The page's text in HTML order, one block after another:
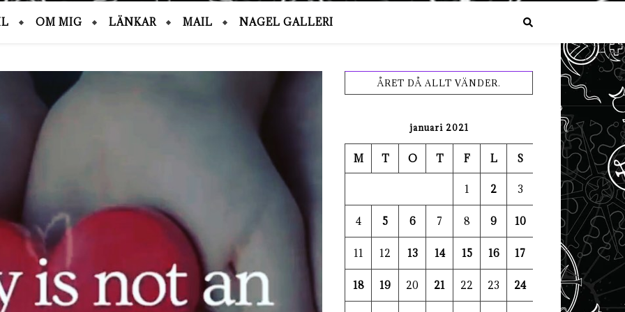
OM MIG LÄNKAR MAIL NAGEL GALLERI
ÅRET DÅ ALLT VÄNDER.
januari 2021
M T O T F L S
1 2 3
4 5 6 7 8 9 10
11 12 13 14 15 16 17
18 19 20 21 22 23 24